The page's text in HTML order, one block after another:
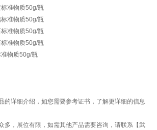
准物质50g/瓶
准物质50g/瓶
准物质50g/瓶
准物质50g/瓶
物质50g/瓶
详细介绍，如您需要参考证书，了解更详细的信息
，展位有限，如需其他产品需要咨询，请联系【武